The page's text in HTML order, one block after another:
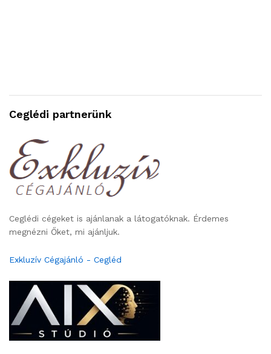
Ceglédi partnerünk
Ceglédi cégeket is ajánlanak a látogatóknak. Érdemes
megnézni Őket, mi ajánljuk.
Exkluzív Cégajánló - Cegléd